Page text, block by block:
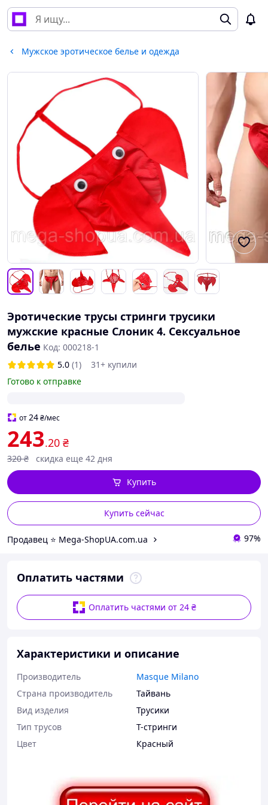
Мужское эротическое белье и одежда
Эротические трусы стринги трусики
мужские красные Слоник 4. Сексуальное
белье Код: 000218-1
5.0 (1)
31+ купили
Готово к отправке
от24₴/мес
243.20 ₴
320 ₴ скидка еще 42 дня
Купить сейчас
Купить
Продавец ⭐️ Mega-ShopUA.com.ua 97%
Оплатить частями
Оплатить частями от 24 ₴
Характеристики и описание
Производитель
Masque Milano
Страна производитель
Тайвань
Вид изделия
Трусики
Тип трусов
T-стринги
Цвет
Красный